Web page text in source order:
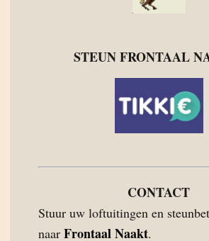
STEUN FRONTAAL
CONTACT
Stuur uw loftuitingen en
naar Frontaal Naakt.